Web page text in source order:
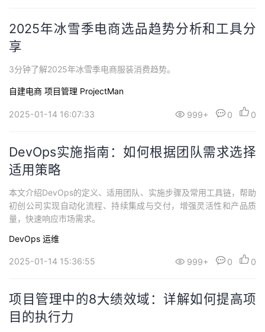
2025年冰雪季电商选品趋势分析和工具分
享
3分钟了解2025年冰雪季电商服装消费趋势。
自建电商 项目管理 ProjectMan
2025-01-14 16:07:33 999+ 0 0
DevOps实施指南：如何根据团队需求选择
适用策略
本文介绍DevOps的定义、适用团队、实施步骤及常用工具链，帮助
初创公司实现自动化流程、持续集成与交付，增强灵活性和产品质
量，快速响应市场需求。
DevOps 运维
2025-01-14 15:36:55 999+ 0 0
项目管理中的8大绩效域：详解如何提高项
目的执行力